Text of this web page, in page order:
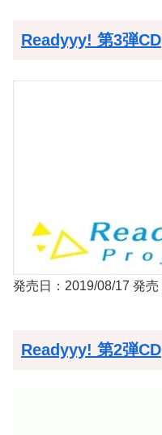
Readyyy! 第3弾CD
発売日：2019/08/17 発売
Readyyy! 第2弾CD